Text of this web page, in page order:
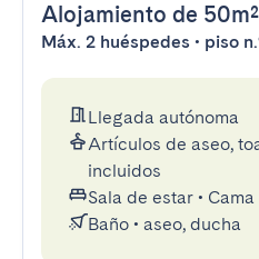
Alojamiento de 50m²
Máx. 2 huéspedes • piso
Llegada autónoma
Artículos de aseo,
incluidos
Sala de estar •
Baño • aseo, ducha